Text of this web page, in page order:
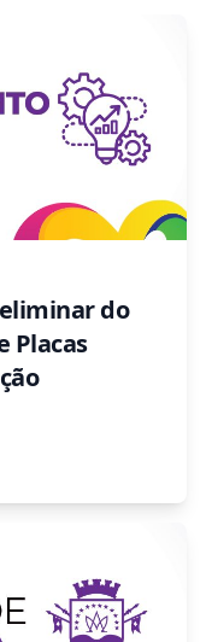
do
Placas